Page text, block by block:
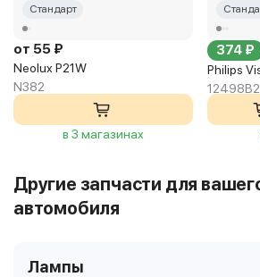
Стандарт
от 55 ₽
Neolux P21W
N382
в 3 магазинах
374 ₽
Philips
12498B2
Другие запчасти для
автомобиля
Лампы